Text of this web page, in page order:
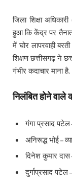
जिला शिक्षा
हुआ कि केंद्र पर तैनात
में घोर लापरवाही
शिक्षण छत्तीसगढ़ ने
गंभीर कदाचार माना है.
निलंबित होने वाले
गंगा प्रसाद पटेल
अनिरूद्ध भोई –
दिनेश कुमार दास
दुर्गाप्रसाद पटेल